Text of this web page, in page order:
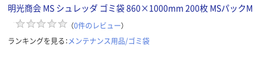
明光商会 MS シュレッダ ゴミ袋 860×1000mm 200枚 MSパックM
（0件のレビュー）
ランキングを見る：メンテナンス用品/ゴミ袋